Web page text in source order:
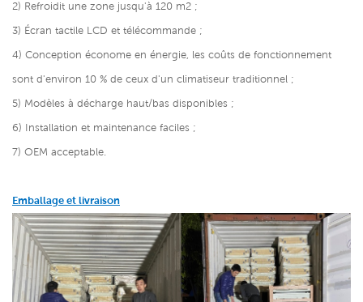
2) Refroidit une zone jusqu'à 120 m2 ;
3) Écran tactile LCD et télécommande ;
4) Conception économe en énergie, les coûts de fonctionnement
sont d'environ 10 % de ceux d'un climatiseur traditionnel ;
5) Modèles à décharge haut/bas disponibles ;
6) Installation et maintenance faciles ;
7) OEM acceptable.
Emballage et livraison